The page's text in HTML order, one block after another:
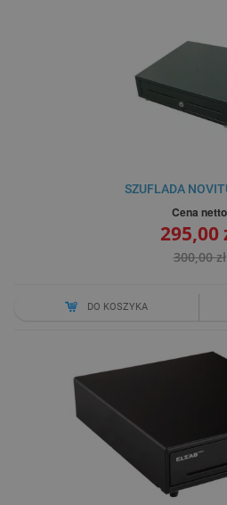
SZUFLADA
Cena netto
295,00
300,00 zł
DO KOSZYKA